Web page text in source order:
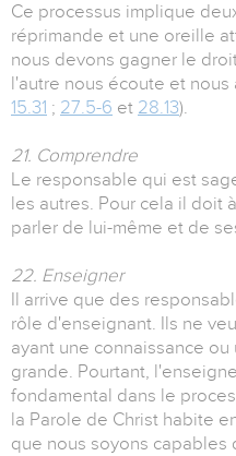
Ce processus implique
réprimande et une oreille
nous devons gagner le
l'autre nous écoute et nous
15.31 ; 27.5-6 et 28.13).
21. Comprendre
Le responsable qui est
les autres. Pour cela il doit
parler de lui-même et de
22. Enseigner
Il arrive que des
rôle d'enseignant. Ils ne
ayant une connaissance
grande. Pourtant,
fondamental dans le
la Parole de Christ habite
que nous soyons capables